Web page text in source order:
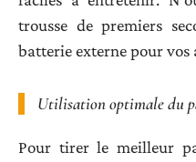
trousse de premiers
batterie externe pour
Utilisation optimale du
Pour tirer le meilleur